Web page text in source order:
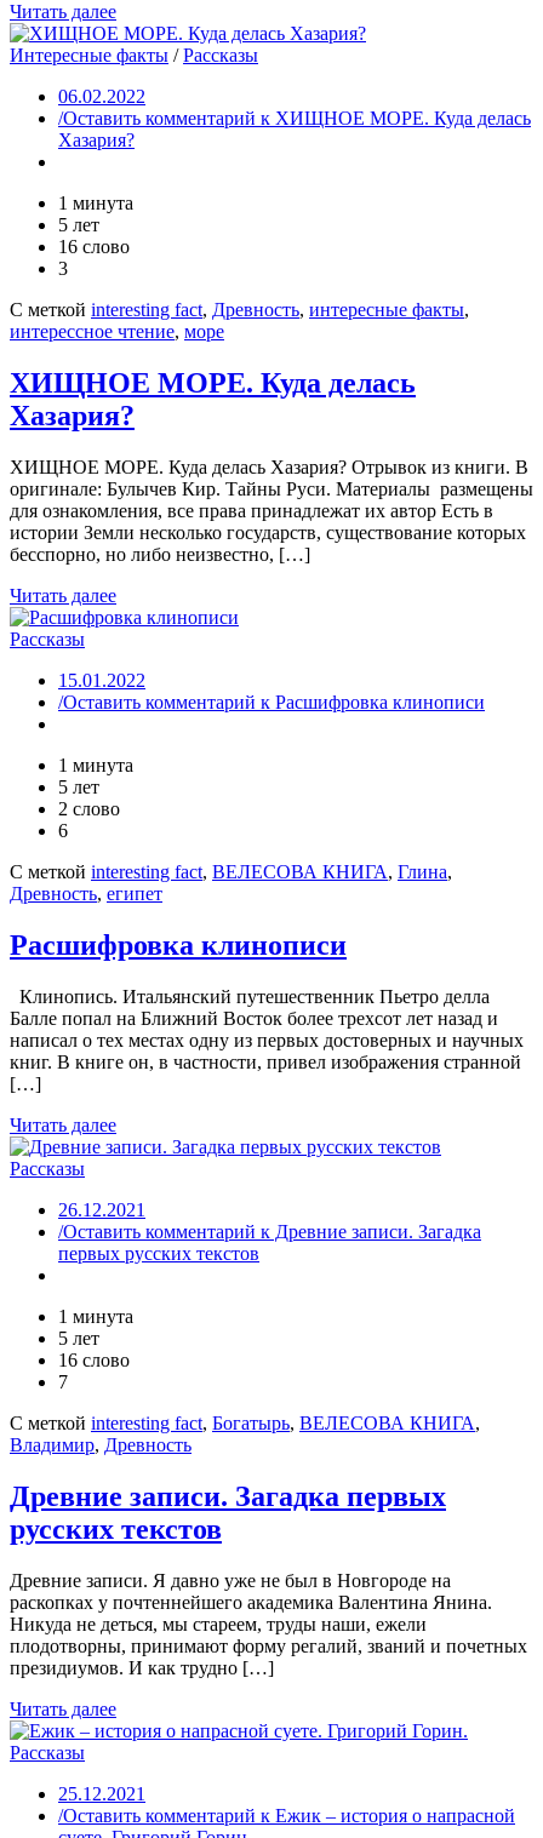
Читать далее
Интересные факты /Рассказы
06.02.2022
/Оставить комментарий к ХИЩНОЕ МОРЕ. Куда делась
Хазария?
1 минута
5 лет
16 слово
3
С меткой interesting fact, Древность, интересные факты,
интерессное чтение, море
ХИЩНОЕ МОРЕ. Куда делась
Хазария?
ХИЩНОЕ МОРЕ. Куда делась Хазария? Отрывок из книги. В
оригинале: Булычев Кир. Тайны Руси. Материалы размещены
для ознакомления, все права принадлежат их автор Есть в
истории Земли несколько государств, существование которых
бесспорно, но либо неизвестно, […]
Читать далее
Рассказы
15.01.2022
/Оставить комментарий к Расшифровка клинописи
1 минута
5 лет
2 слово
6
С меткой interesting fact, ВЕЛЕСОВА КНИГА, Глина,
Древность, египет
Расшифровка клинописи
Клинопись. Итальянский путешественник Пьетро делла
Балле попал на Ближний Восток более трехсот лет назад и
написал о тех местах одну из первых достоверных и научных
книг. В книге он, в частности, привел изображения странной
[…]
Читать далее
Рассказы
26.12.2021
/Оставить комментарий к Древние записи. Загадка
первых русских текстов
1 минута
5 лет
16 слово
7
С меткой interesting fact, Богатырь, ВЕЛЕСОВА КНИГА,
Владимир, Древность
Древние записи. Загадка первых
русских текстов
Древние записи. Я давно уже не был в Новгороде на
раскопках у почтеннейшего академика Валентина Янина.
Никуда не деться, мы стареем, труды наши, ежели
плодотворны, принимают форму регалий, званий и почетных
президиумов. И как трудно […]
Читать далее
Рассказы
25.12.2021
/Оставить комментарий к Ежик – история о напрасной